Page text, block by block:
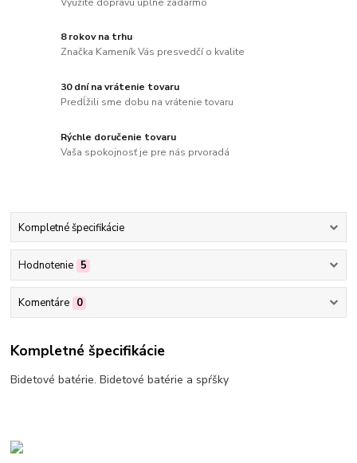
8 rokov na trhu
Značka Kameník Vás presvedčí o kvalite
30 dní na vrátenie tovaru
Predĺžili sme dobu na vrátenie tovaru
Rýchle doručenie tovaru
Vaša spokojnosť je pre nás prvoradá
Kompletné špecifikácie
Hodnotenie 5
Komentáre 0
Kompletné špecifikácie
Bidetové batérie. Bidetové batérie a spŕšky